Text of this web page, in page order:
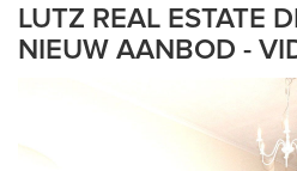
LUTZ REAL ESTATE
NIEUW AANBOD -